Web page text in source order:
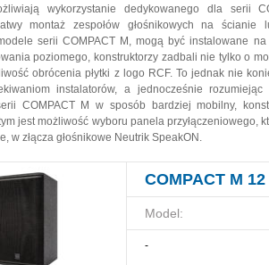
wykorzystanie dedykowanego dla serii
łatwy montaż zespołów głośnikowych na
serii COMPACT M, mogą być instalowane
poziomego, konstruktorzy zadbali nie tylko o
obrócenia płytki z logo RCF. To jednak nie
instalatorów, a jednocześnie
COMPACT M w sposób bardziej mobilny,
jest możliwość wyboru panela przyłączeniowego,
w złącza głośnikowe Neutrik SpeakON.
COMPACT M 12
Model:
-